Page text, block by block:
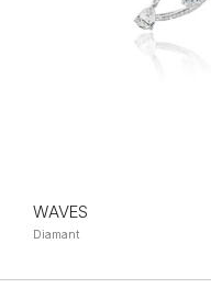
WAVES
Diamant